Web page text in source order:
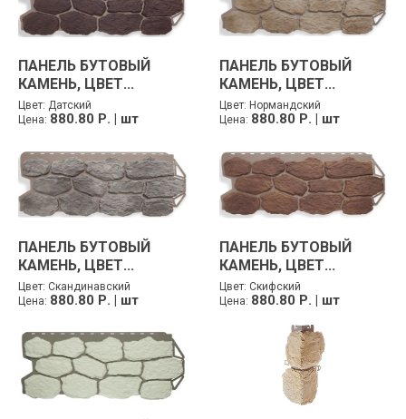
ПАНЕЛЬ БУТОВЫЙ
КАМЕНЬ, ЦВЕТ...
Цвет: Датский
Цена: 880.80 Р. | шт
ПАНЕЛЬ БУТОВЫЙ
КАМЕНЬ, ЦВЕТ...
Цвет: Нормандский
Цена: 880.80 Р. | шт
ПАНЕЛЬ БУТОВЫЙ
КАМЕНЬ, ЦВЕТ...
Цвет: Скандинавский
Цена: 880.80 Р. | шт
ПАНЕЛЬ БУТОВЫЙ
КАМЕНЬ, ЦВЕТ...
Цвет: Скифский
Цена: 880.80 Р. | шт